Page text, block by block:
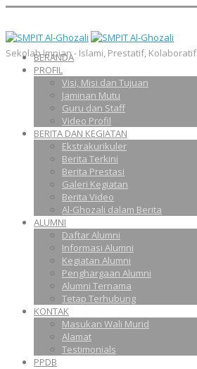
Sekolah Impian - Islami, Prestatif, Kolaboratif
BERANDA
PROFIL
Visi, Misi dan Tujuan
Jaminan Mutu
Guru dan Staff
Video Profil
BERITA DAN KEGIATAN
Ekstrakurikuler
Berita Terkini
Berita Prestasi
Galeri Kegiatan
Berita Video
Al-Ghozali dalam Berita
ALUMNI
Daftar Alumni
Informasi Alumni
Kegiatan Alumni
Penghargaan Alumni
Alumni Ternama
Tetap Terhubung
KONTAK
Masukan Wali Murid
Alamat
Testimonials
PPDB